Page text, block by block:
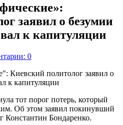
заявил о безумии
к капитуляции
0
тот порог потерь, который
Об этом заявил покинувший
Константин Бондаренко.